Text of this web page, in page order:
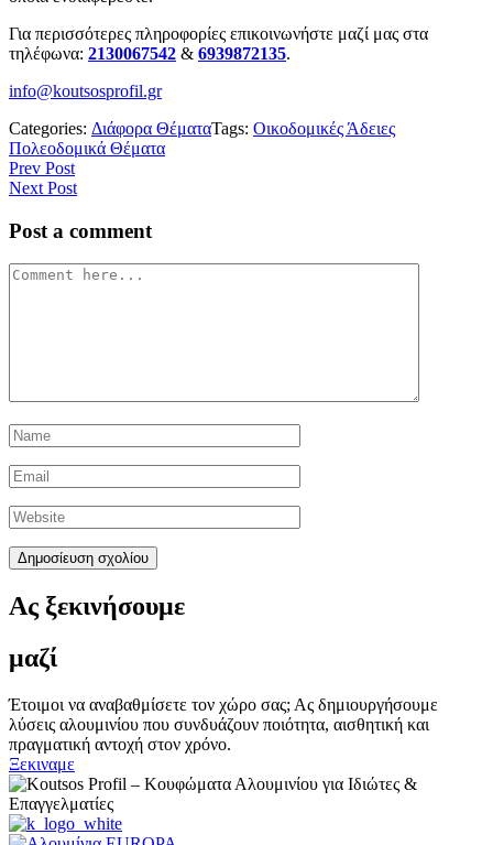
Για περισσότερες πληροφορίες επικοινωνήστε μαζί μας στα
τηλέφωνα: 2130067542 & 6939872135.
info@koutsosprofil.gr
Categories: Διάφορα ΘέματαTags: Οικοδομικές Άδειες
Πολεοδομικά Θέματα
Prev Post
Next Post
Post a comment
Ας ξεκινήσουμε
μαζί
Έτοιμοι να αναβαθμίσετε τον χώρο σας; Ας δημιουργήσουμε
λύσεις αλουμινίου που συνδυάζουν ποιότητα, αισθητική και
πραγματική αντοχή στον χρόνο.
Ξεκιναμε